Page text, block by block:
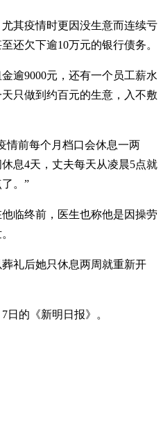
其疫情时更因没生意而连续亏
还欠下逾10万元的银行债务。
逾9000元，还有一个员工薪水
只做到约百元的生意，入不敷
情前每个月档口会休息一两
息4天，丈夫每天从凌晨5点就
。”
临终前，医生也称他是因操劳
礼后她只休息两周就重新开
日的《新明日报》。